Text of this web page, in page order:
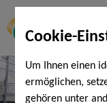
Cookie-
Um Ihnen einen
ermöglichen,
gehören unter